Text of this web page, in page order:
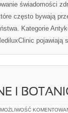
świadomości
często bywają
Kategorie
pojawiają
I
MOŻLIWOŚĆ